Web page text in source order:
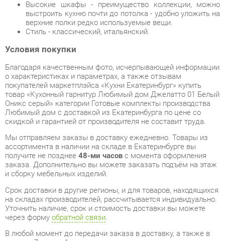
Условия покупки
Благодаря качественным фото, исчерпывающей информации
о характеристиках и параметрах, а также отзывам
покупателей маркетплэйса «Кухни Екатеринбург» купить
товар «Кухонный гарнитур Любимый дом Джелатто 01 Белый
Оникс серый» категории Готовые комплекты производства
Любимый дом с доставкой из Екатеринбурга по цене со
скидкой и гарантией от производителя не составит труда.
Мы отправляем заказы в доставку ежедневно. Товары из
ассортимента в наличии на складе в Екатеринбурге вы
получите не позднее48-ми часовс момента оформления
заказа. Дополнительно вы можете заказать подъём на этаж
Срок доставки в другие регионы, и для товаров, находящихся
на складах производителей, рассчитывается индивидуально.
Уточнить наличие, срок и стоимость доставки вы можете
через формуобратной связи.
В любой момент до передачи заказа в доставку, а также в
течение 7-ми дней после получения заказа вы можете
изменить выборили принять решение об отказе от покупки.
Несмотря на качественную упаковку, готовые комплекты
могут быть повреждены при транспортировке. Если Вы
заметили дефект при приёме - мы заменим поврежденную